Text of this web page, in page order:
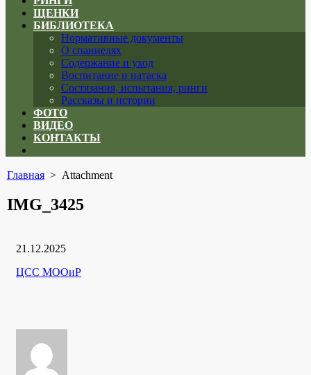
ЩЕНКИ
БИБЛИОТЕКА
Нормативные документы
О спаниелях
Содержание и уход
Воспитание и натаска
Состязания, испытания, ринги
Рассказы и истории
ФОТО
ВИДЕО
КОНТАКТЫ
menu
Главная> Attachment
IMG_3425
Дата
21.12.2025
Рубрики
Автор
ЦСС МООиР